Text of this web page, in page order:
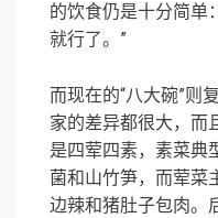
的饮食仍是十分简单
就行了。”
而现在的“八大碗”则
家的差异都很大，而
是四荤四素，素菜典
菌和山竹笋，而荤菜
边辣和猪肚子包肉。